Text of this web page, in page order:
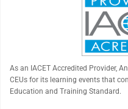
As an IACET Accredited Provider,
CEUs for its learning events that
Education and Training Standard.